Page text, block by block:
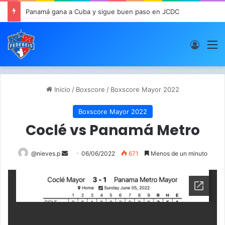
Panamá gana a Cuba y sigue buen paso en JCDC
Inicio / Boxscore / Boxscore Mayor 2022
Boxscore Mayor 2022
Coclé vs Panamá Metro
@nieves.p
S
n
a
06/06/2022 671 Menos de un minuto